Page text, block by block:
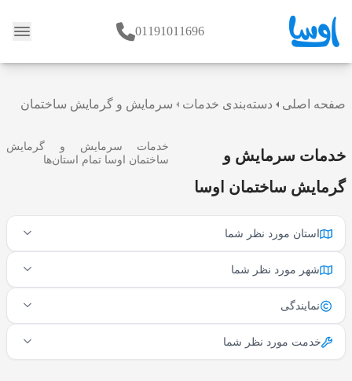
وبلاگ 01191011696
صفحه اصلی دسته‌بندی خدمات سرمایش و گرمایش ساختمان
خدمات سرمایش و
گرمایش ساختمان اوسا
خدمات سرمایش و گرمایش
ساختمان اوسا تمام استان‌ها
استان مورد نظر شما
شهر مورد نظر شما
نمایندگی
خدمت مورد نظر شما